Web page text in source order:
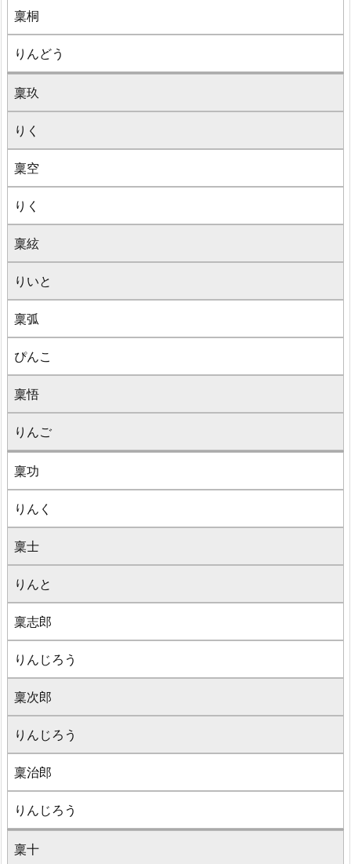
稟桐
りんどう
稟玖
りく
稟空
りく
稟絃
りいと
稟弧
ぴんこ
稟悟
りんご
稟功
りんく
稟士
りんと
稟志郎
りんじろう
稟次郎
りんじろう
稟治郎
りんじろう
稟十